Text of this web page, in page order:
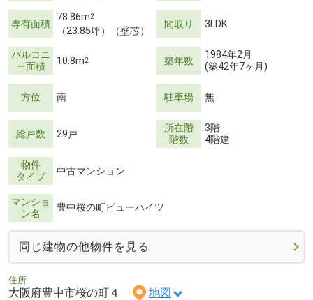
専有面積
78.86m2
（23.85坪）（壁芯）
間取り 3LDK
バルコニ
ー面積
10.8m2 築年数
1984年2月
(築42年7ヶ月)
方位 南 駐車場 無
総戸数 29戸
所在階
階数
3階
4階建
物件
タイプ
中古マンション
マンショ
ン名
豊中桜の町ビューハイツ
同じ建物の他物件を見る
住所
大阪府豊中市桜の町４ 地図